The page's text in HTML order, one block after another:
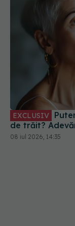
EXCLUSIV
de trăit?
08 iul 2026, 14:35